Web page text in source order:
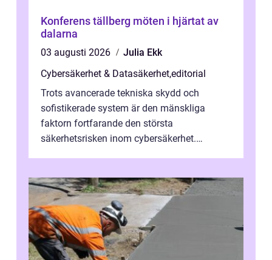
Konferens tällberg möten i hjärtat av
dalarna
03 augusti 2026
Julia Ekk
Cybersäkerhet & Datasäkerhet,editorial
Trots avancerade tekniska skydd och
sofistikerade system är den mänskliga
faktorn fortfarande den största
säkerhetsrisken inom cybersäkerhet.